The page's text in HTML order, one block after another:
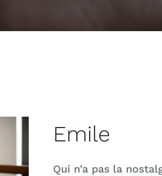
Emile
Qui n’a pas la